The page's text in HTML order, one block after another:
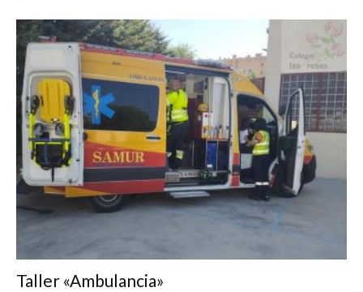
Taller «Ambulancia»